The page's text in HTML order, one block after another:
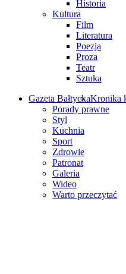
Historia
Kultura
Film
Literatura
Poezja
Proza
Teatr
Sztuka
Gazeta BałtyckaKronika
Porady prawne
Styl
Kuchnia
Sport
Zdrowie
Patronat
Galeria
Wideo
Warto przeczytać